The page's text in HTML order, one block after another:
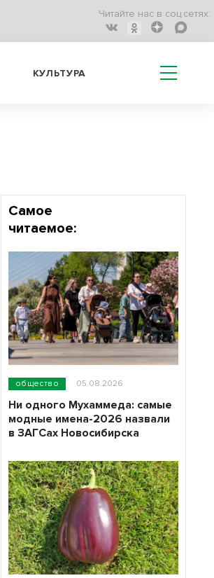
Читайте нас в соц.сетях:
КУЛЬТУРА
Самое
читаемое:
общество 05.08.2026
Ни одного Мухаммеда: самые
модные имена-2026 назвали
в ЗАГСах Новосибирска